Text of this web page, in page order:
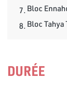
7.Bloc
8.Bloc Tahya
DURÉE